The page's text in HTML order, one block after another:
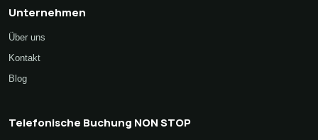
Unternehmen
Über uns
Kontakt
Blog
Telefonische Buchung NON STOP